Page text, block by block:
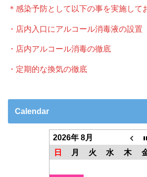
＊感染予防として以下の事を実施して
・店内入口にアルコール消毒液の設置
・店内アルコール消毒の徹底
・定期的な換気の徹底
Calendar
2026年 8月
日
月 火 水 木